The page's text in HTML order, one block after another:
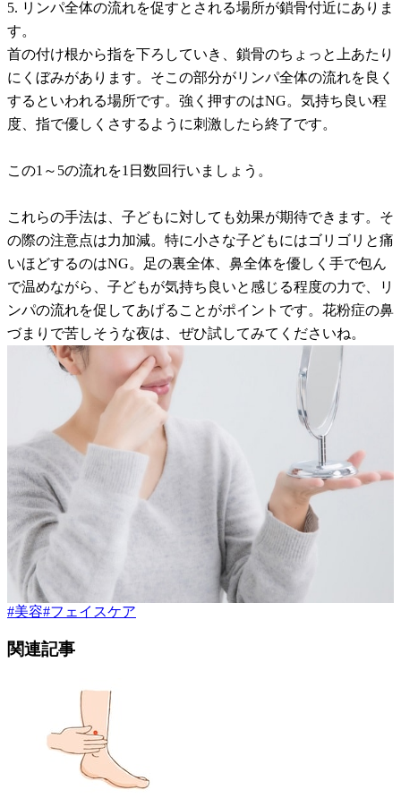
5. リンパ全体の流れを促すとされる場所が鎖骨付近にありま
す。
首の付け根から指を下ろしていき、鎖骨のちょっと上あたり
にくぼみがあります。そこの部分がリンパ全体の流れを良く
するといわれる場所です。強く押すのはNG。気持ち良い程
度、指で優しくさするように刺激したら終了です。
この1～5の流れを1日数回行いましょう。
これらの手法は、子どもに対しても効果が期待できます。そ
の際の注意点は力加減。特に小さな子どもにはゴリゴリと痛
いほどするのはNG。足の裏全体、鼻全体を優しく手で包ん
で温めながら、子どもが気持ち良いと感じる程度の力で、リ
ンパの流れを促してあげることがポイントです。花粉症の鼻
づまりで苦しそうな夜は、ぜひ試してみてくださいね。
#美容#フェイスケア
関連記事